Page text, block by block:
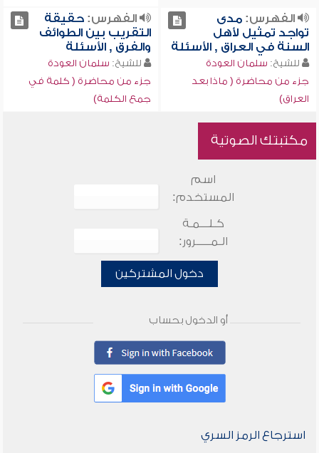
الفهرس:مدى
تواجد تمثيل لأهل
السنة في العراق , الأسئلة
للشيخ: سلمان العودة
جزء من محاضرة ( ماذا بعد
العراق)
الفهرس:حقيقة
التقريب بين الطوائف
والفرق , الأسئلة
للشيخ: سلمان العودة
جزء من محاضرة ( كلمة في
جمع الكلمة)
مكتبتك الصوتية
اسم
المستخدم:
كـلـــمـة
الـمـــــرور:
دخول المشتركين
أو الدخول بحساب
استرجاع الرمز السري